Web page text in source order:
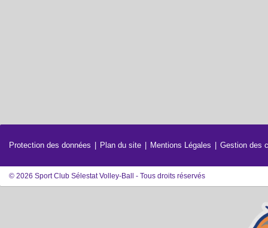
Protection des données Plan du site Mentions Légales Gestion des
© 2026 Sport Club Sélestat Volley-Ball - Tous droits réservés